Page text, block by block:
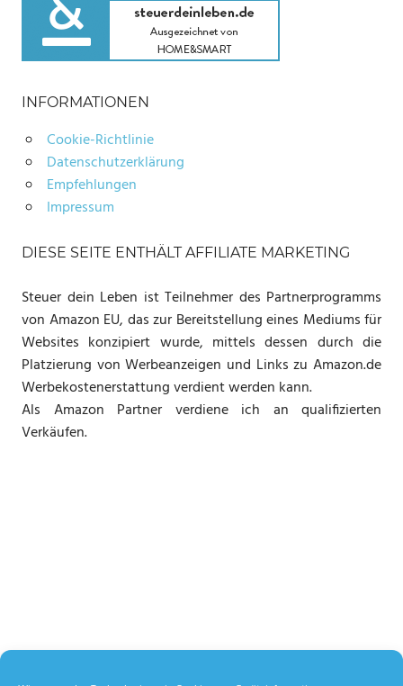
INFORMATIONEN
Cookie-Richtlinie
Datenschutzerklärung
Empfehlungen
Impressum
DIESE SEITE ENTHÄLT AFFILIATE MARKETING
Steuer dein Leben ist Teilnehmer des Partnerprogramms
von Amazon EU, das zur Bereitstellung eines Mediums für
Websites konzipiert wurde, mittels dessen durch die
Platzierung von Werbeanzeigen und Links zu Amazon.de
Werbekostenerstattung verdient werden kann.
Als Amazon Partner verdiene ich an qualifizierten
Verkäufen.